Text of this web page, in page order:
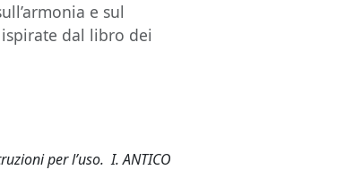
e sul
dal libro dei
per l’uso. I. ANTICO